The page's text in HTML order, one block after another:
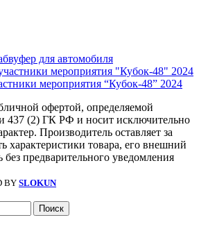
для автомобиля
мероприятия “Кубок-48” 2024
офертой, определяемой
437 (2) ГК РФ и носит исключительно
Производитель оставляет за
характеристики товара, его внешний
без предварительного уведомления
BY SLOKUN
Поиск